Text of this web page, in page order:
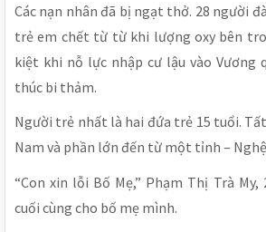
Các nạn nhân đã bị ngạt thở. 28 người
trẻ em chết từ từ khi lượng oxy bên
kiệt khi nỗ lực nhập cư lậu vào Vương
thúc bi thảm.
Người trẻ nhất là hai đứa trẻ 15 tuổi.
Nam và phần lớn đến từ một tỉnh –
“Con xin lỗi Bố Mẹ,” Phạm Thị Trà
cuối cùng cho bố mẹ mình.